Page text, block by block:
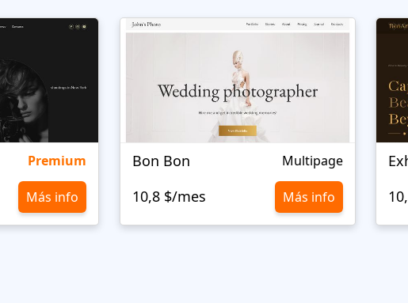
Premium
Más info
Bon Bon Multipage
10,8 $/mes Más info